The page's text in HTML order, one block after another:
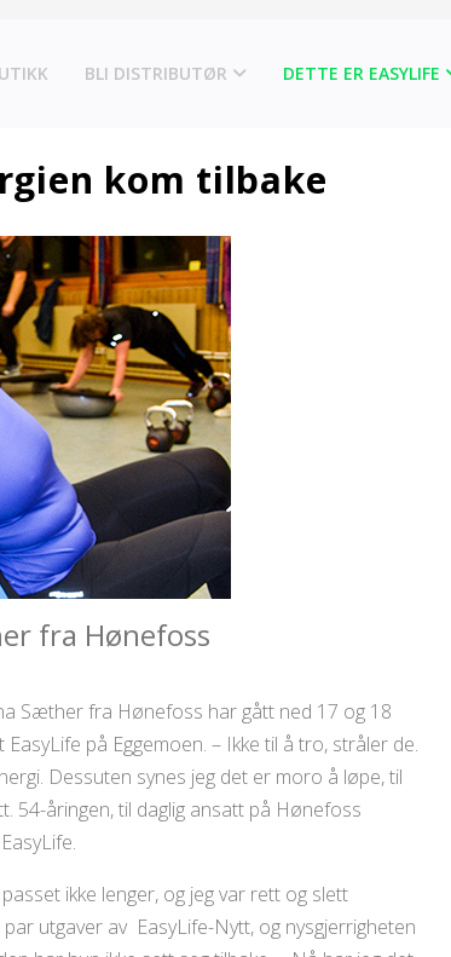
BLI DISTRIBUTØR DETTE ER EASYLIFE
kom tilbake
fra Hønefoss
Sæther fra Hønefoss har gått ned 17 og 18
på Eggemoen. – Ikke til å tro, stråler de.
Dessuten synes jeg det er moro å løpe, til
54-åringen, til daglig ansatt på Hønefoss
ikke lenger, og jeg var rett og slett
utgaver av EasyLife-Nytt, og nysgjerrigheten